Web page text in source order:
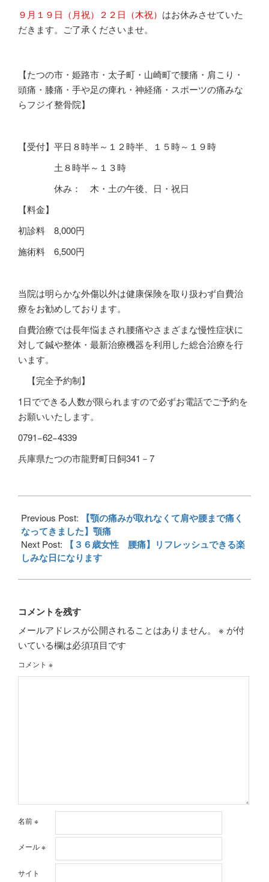
９月１９日（月祝）２２日（木祝） はお休みさせていた
だきます。ご了承くださいませ。
【たつの市・姫路市・太子町・山崎町で腰痛・肩こり・
頭痛・膝痛・手や足の痺れ・神経痛・スポーツの痛みな
らフジイ整骨院】
【受付】平日８時半～１２時半、１５時～１９時
土８時半～１３時
休み： 木・土の午後、日・祝日
【料金】
初診料 8,000円
施術料 6,500円
当院は明らかな外傷以外は健康保険を取り扱わず自費治
療をお勧めしております。
自費治療では長年悩まされ腰痛やさまざまな慢性症状に
対して鍼や整体・最新治療機器を利用した総合治療を行
います。
【完全予約制】
1日でできる人数が限られますので必ずお電話でご予約を
お願いいたします。
0791−62−4339
兵庫県たつの市龍野町日飼341－7
09-
17
Previous Post:
【顎の痛みが取れなくて肩や腰まで痛く
なってきました】顎痛
Next Post:
【３６歳女性 腰痛】リフレッシュできる楽
しみな日になります
コメントを残す
メールアドレスが公開されることはありません。 ※ が付
いている欄は必須項目です
コメント ※
名前※
メール※
サイト